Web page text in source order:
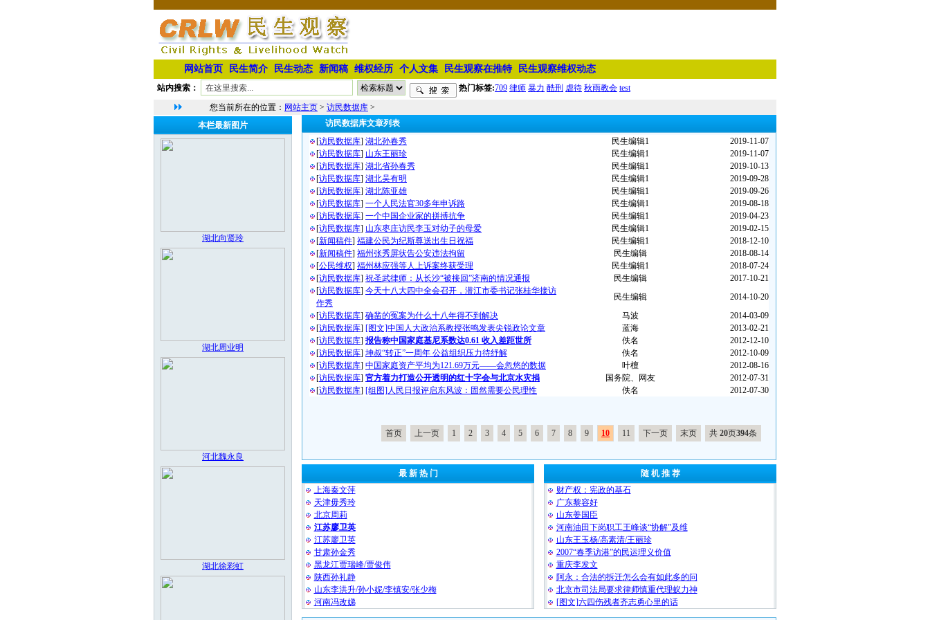
网站首页 民生简介 民生动态 新闻稿 维权经历 个人文集 民生观察在推特 民生观察维权动态
站内搜索： 热门标签:709 律师 暴力 酷刑 虐待 秋雨教会 test
您当前所在的位置： 网站主页 > 访民数据库 >
本栏最新图片
湖北向贤玲
湖北周业明
河北魏永良
湖北徐彩虹
访民数据库文章列表
[访民数据库] 湖北孙春秀 民生编辑1
2019-11-07
[访民数据库] 山东王丽珍 民生编辑1
2019-11-07
[访民数据库] 湖北省孙春秀 民生编辑1
2019-10-13
[访民数据库] 湖北吴有明 民生编辑1
2019-09-28
[访民数据库] 湖北陈亚雄 民生编辑1
2019-09-26
[访民数据库] 一个人民法官30多年申诉路 民生编辑1
2019-08-18
[访民数据库] 一个中国企业家的拼搏抗争 民生编辑1
2019-04-23
[访民数据库] 山东枣庄访民李玉对幼子的母爱 民生编辑1
2019-02-15
[新闻稿件] 福建公民为纪斯尊送出生日祝福 民生编辑1
2018-12-10
[新闻稿件] 福州张秀屏状告公安违法拘留 民生编辑
2018-08-14
[公民维权] 福州林应强等人上诉案终获受理 民生编辑1
2018-07-24
[访民数据库] 祝圣武律师：从长沙“被接回”济南的情况通报 民生编辑
2017-10-21
[访民数据库] 今天十八大四中全会召开，潜江市委书记张桂华接访
作秀
民生编辑
2014-10-20
[访民数据库] 确凿的冤案为什么十八年得不到解决 马波
2014-03-09
[访民数据库] [图文]中国人大政治系教授张鸣发表尖锐政论文章 蓝海
2013-02-21
[访民数据库] 报告称中国家庭基尼系数达0.61 收入差距世所 佚名
2012-12-10
[访民数据库] 坤叔“转正”一周年 公益组织压力待纾解 佚名
2012-10-09
[访民数据库] 中国家庭资产平均为121.69万元——会忽悠的数据 叶檀
2012-08-16
[访民数据库] 官方着力打造公开透明的红十字会与北京水灾捐 国务院、网友
2012-07-31
[访民数据库] [组图]人民日报评启东风波：固然需要公民理性 佚名 2012-07-30
首页 上一页 1 2 3 4 5 6 7 8 9 10 11 下一页 末页 共 20页394条
最 新 热 门
上海秦文萍
天津毋秀玲
北京周莉
江苏廖卫英
江苏廖卫英
甘肃孙金秀
黑龙江贾瑞峰/贾俊伟
陕西孙礼静
山东李洪升/孙小妮/李镇安/张少梅
河南冯改娣
随 机 推 荐
财产权：宪政的基石
广东黎容好
山东姜国臣
河南油田下岗职工王峰谈“协解”及维
山东王玉杨/高素清/王丽珍
2007“春季访港”的民运理义价值
重庆李发文
阿永：合法的拆迁怎么会有如此多的问
北京市司法局要求律师慎重代理蚁力神
[图文]六四伤残者齐志勇心里的话